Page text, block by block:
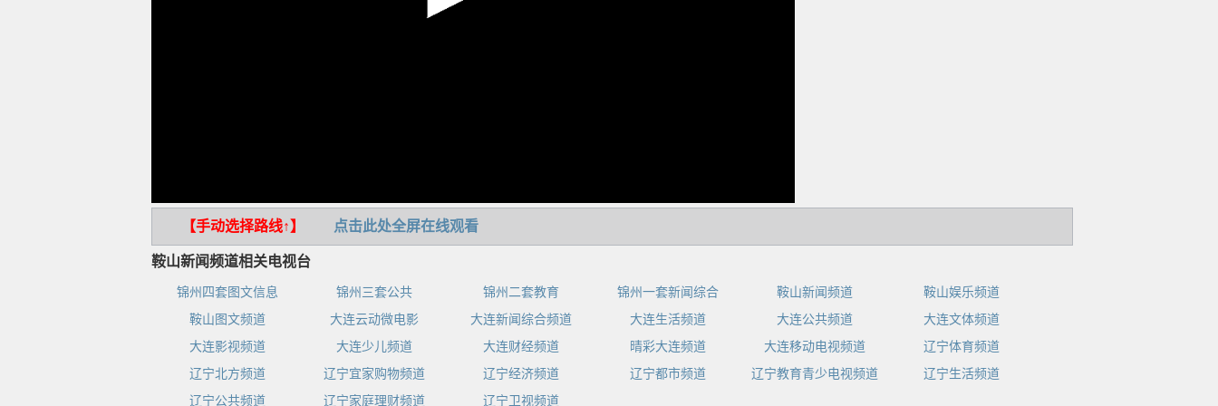
【手动选择路线↑】 点击此处全屏在线观看
鞍山新闻频道相关电视台
锦州四套图文信息 锦州三套公共 锦州二套教育 锦州一套新闻综合 鞍山新闻频道
鞍山娱乐频道
鞍山图文频道
大连云动微电影 大连新闻综合频道 大连生活频道 大连公共频道
大连文体频道
大连影视频道
大连少儿频道 大连财经频道 晴彩大连频道 大连移动电视频道
辽宁体育频道
辽宁北方频道
辽宁宜家购物频道 辽宁经济频道 辽宁都市频道 辽宁教育青少电视频道
辽宁生活频道
辽宁公共频道
辽宁家庭理财频道 辽宁卫视频道